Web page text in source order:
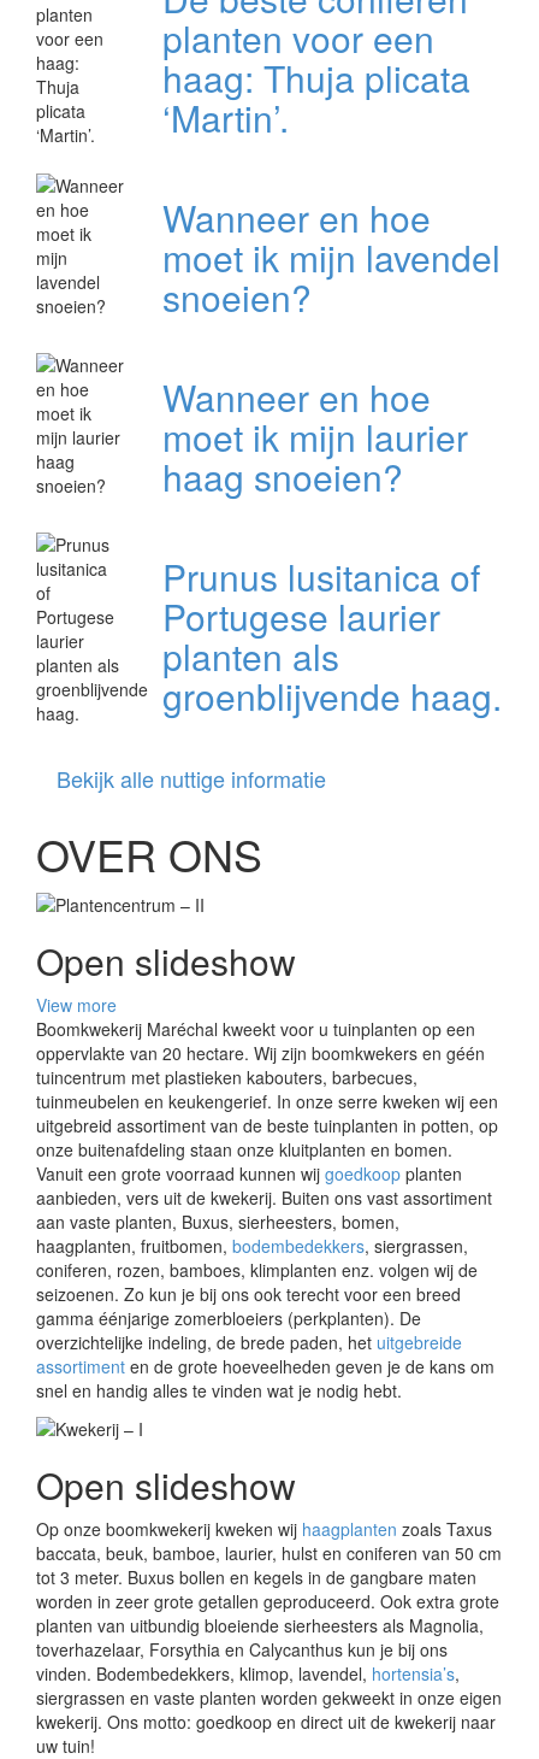
planten voor een
haag: Thuja plicata
‘Martin’.
Wanneer en hoe
moet ik mijn lavendel
snoeien?
Wanneer en hoe
moet ik mijn laurier
haag snoeien?
Prunus lusitanica of
Portugese laurier
planten als
groenblijvende haag.
Bekijk alle nuttige informatie
OVER ONS
Open slideshow
View more
Boomkwekerij Maréchal kweekt voor u tuinplanten op een
oppervlakte van 20 hectare. Wij zijn boomkwekers en géén
tuincentrum met plastieken kabouters, barbecues,
tuinmeubelen en keukengerief. In onze serre kweken wij een
uitgebreid assortiment van de beste tuinplanten in potten, op
onze buitenafdeling staan onze kluitplanten en bomen.
Vanuit een grote voorraad kunnen wij goedkoop planten
aanbieden, vers uit de kwekerij. Buiten ons vast assortiment
aan vaste planten, Buxus, sierheesters, bomen,
haagplanten, fruitbomen, bodembedekkers, siergrassen,
coniferen, rozen, bamboes, klimplanten enz. volgen wij de
seizoenen. Zo kun je bij ons ook terecht voor een breed
gamma éénjarige zomerbloeiers (perkplanten). De
overzichtelijke indeling, de brede paden, het uitgebreide
assortiment en de grote hoeveelheden geven je de kans om
snel en handig alles te vinden wat je nodig hebt.
Open slideshow
Op onze boomkwekerij kweken wij haagplanten zoals Taxus
baccata, beuk, bamboe, laurier, hulst en coniferen van 50 cm
tot 3 meter. Buxus bollen en kegels in de gangbare maten
worden in zeer grote getallen geproduceerd. Ook extra grote
planten van uitbundig bloeiende sierheesters als Magnolia,
toverhazelaar, Forsythia en Calycanthus kun je bij ons
vinden. Bodembedekkers, klimop, lavendel, hortensia’s,
siergrassen en vaste planten worden gekweekt in onze eigen
kwekerij. Ons motto: goedkoop en direct uit de kwekerij naar
uw tuin!